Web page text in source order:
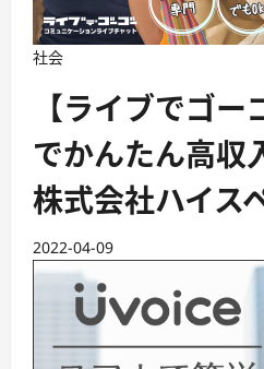
社会
【ライブでゴ
でかんたん高収
株式会社ハイス
2022-04-09